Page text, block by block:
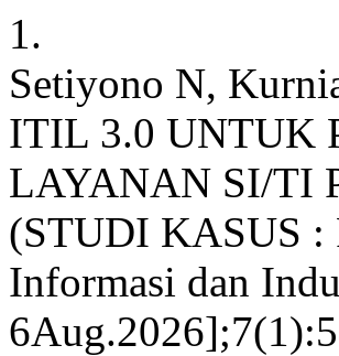
1.
Setiyono N,
ITIL 3.0 UNTUK
LAYANAN SI/TI
(STUDI KASUS :
Informasi dan